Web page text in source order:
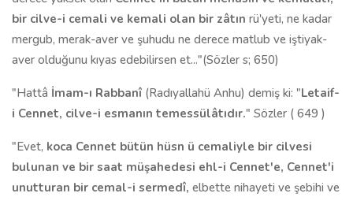
bir cilve-i cemali ve kemali olan bir zâtın rü'yeti, ne kadar
mergub, merak-aver ve şuhudu ne derece matlub ve iştiyak-
aver olduğunu kıyas edebilirsen et..."(Sözler s; 650)
"Hattâ İmam-ı Rabbanî (Radıyallahü Anhu) demiş ki: "Letaif-
i Cennet, cilve-i esmanın temessülâtıdır." Sözler ( 649 )
"Evet, koca Cennet bütün hüsn ü cemaliyle bir cilvesi
bulunan ve bir saat müşahedesi ehl-i Cennet'e, Cennet'i
unutturan bir cemal-i sermedî, elbette nihayeti ve şebihi ve